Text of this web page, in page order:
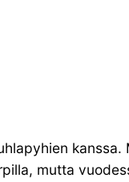
mutta